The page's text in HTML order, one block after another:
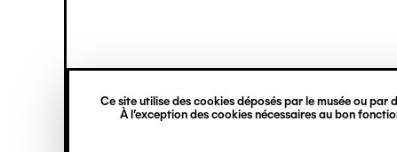
Ce site utilise des cookies déposés par le musée ou
À l’exception des cookies nécessaires au bon
verticale